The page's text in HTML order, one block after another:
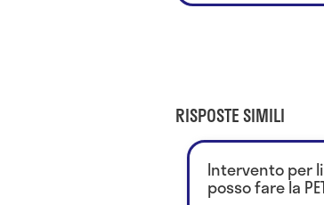
RISPOSTE SIMILI
Intervento per
posso fare la